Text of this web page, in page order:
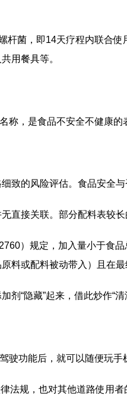
菌，即14天疗程内联合使
用餐具等。
，是食品不安全不健康的
的风险评估。食品安全与
接关联。部分配料表较长
）规定，加入量小于食品
料或配料被动带入）且在
“隐藏”起来，借此炒作“清
功能后，就可以随便玩手
规，也对其他道路使用者